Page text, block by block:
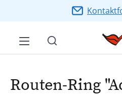
Zum Hauptinhalt springen
Routen-Ring